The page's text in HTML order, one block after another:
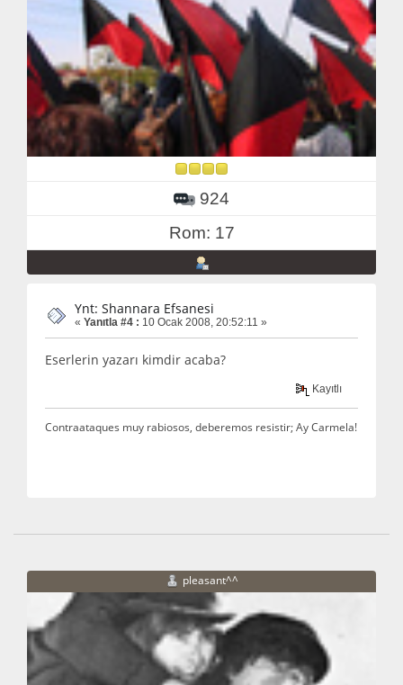
924
Rom: 17
Ynt: Shannara Efsanesi
« Yanıtla #4 : 10 Ocak 2008, 20:52:11 »
Eserlerin yazarı kimdir acaba?
Kayıtlı
Contraataques muy rabiosos, deberemos resistir; Ay Carmela!
pleasant^^